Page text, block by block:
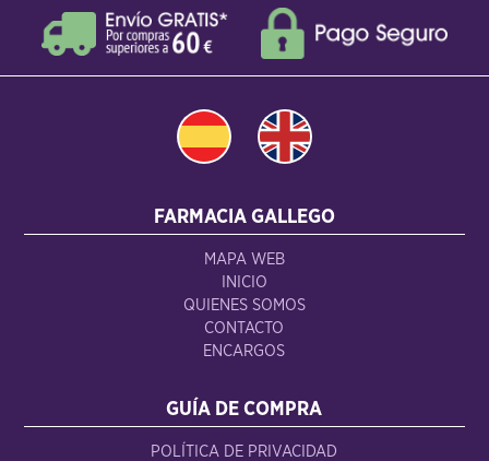
FARMACIA GALLEGO
MAPA WEB
INICIO
QUIENES SOMOS
CONTACTO
ENCARGOS
GUÍA DE COMPRA
POLÍTICA DE PRIVACIDAD